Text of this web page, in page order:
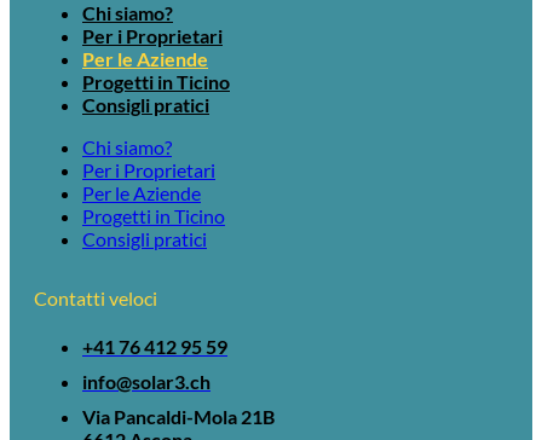
Chi siamo?
Per i Proprietari
Per le Aziende
Progetti in Ticino
Consigli pratici
Chi siamo?
Per i Proprietari
Per le Aziende
Progetti in Ticino
Consigli pratici
Contatti veloci
+41 76 412 95 59
info@solar3.ch
Via Pancaldi-Mola 21B